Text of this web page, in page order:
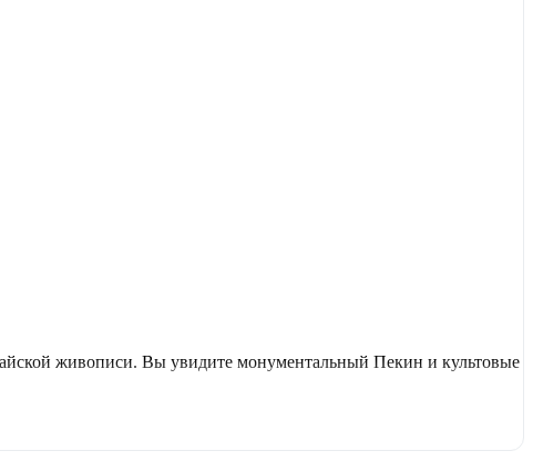
живописи. Вы увидите монументальный Пекин и культовые